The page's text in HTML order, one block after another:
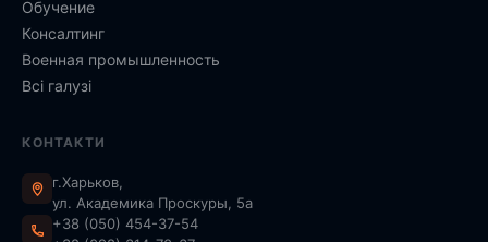
Обучение
Консалтинг
Военная промышленность
Всі галузі
КОНТАКТИ
г.Харьков,
ул. Академика Проскуры, 5а
+38 (050) 454-37-54